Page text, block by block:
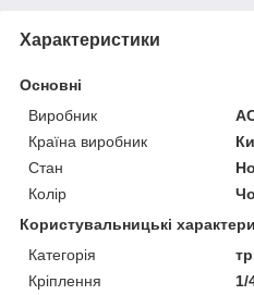
Характеристики
Основні
Виробник
Країна виробник
Стан
Колір
Користувальницькі
Категорія
Кріплення
1/